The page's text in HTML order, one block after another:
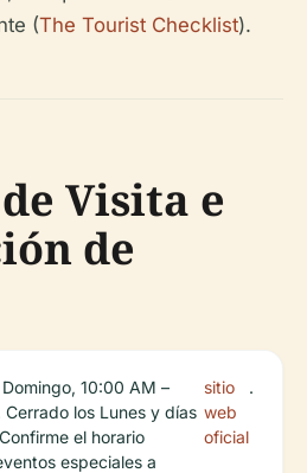
(The Tourist Checklist).
Visita e
de
10:00 AM –
los Lunes y días
el horario
especiales a
sitio
web
oficial
.